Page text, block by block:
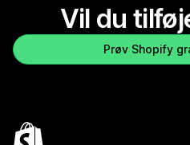
Vil du
Prøv Shopify